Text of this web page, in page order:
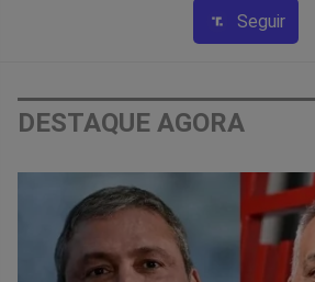
Seguir
DESTAQUE AGORA